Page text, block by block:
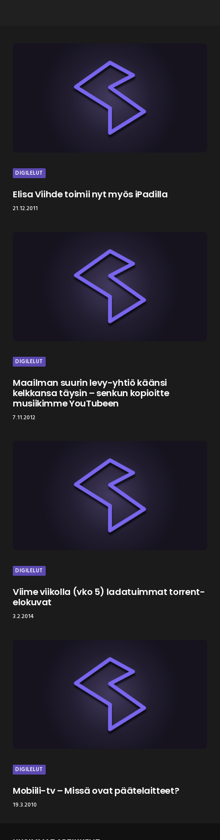
DIGILELUT
Elisa Viihde toimii nyt myös iPadilla
21.12.2011
DIGILELUT
Maailman suurin levy-yhtiö käänsi
kelkkansa täysin – senkun kopioitte
musiikimme YouTubeen
7.11.2012
DIGILELUT
Viime viikolla (vko 5) ladatuimmat torrent-
elokuvat
3.2.2014
DIGILELUT
Mobiili-tv – Missä ovat päätelaitteet?
19.3.2010